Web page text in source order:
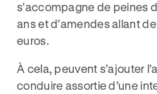
s'accompagne de peines
ans et d'amendes allant
euros.
À cela, peuvent s’ajouter
conduire assortie d’une